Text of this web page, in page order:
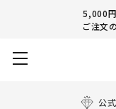
5,000
ご注文
公